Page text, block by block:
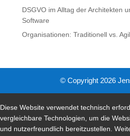
DSGVO im Alltag der Architekten
Software
Organisationen: Traditionell vs. Agil
© Copyright 2026
Diese Website verwendet technisch
vergleichbare Technologien, um die
und nutzerfreundlich bereitzustellen.